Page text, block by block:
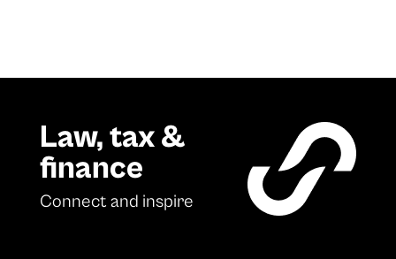
Law, tax &
finance
Connect and inspire